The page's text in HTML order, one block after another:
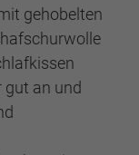
gehobelten
gut an und